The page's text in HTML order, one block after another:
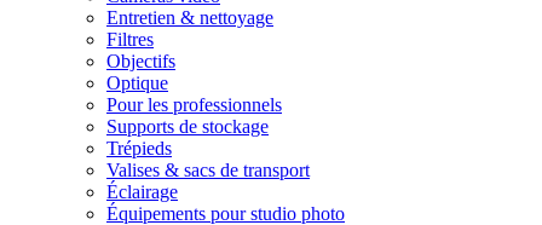
Entretien & nettoyage
Filtres
Objectifs
Optique
Pour les professionnels
Supports de stockage
Trépieds
Valises & sacs de transport
Éclairage
Équipements pour studio photo